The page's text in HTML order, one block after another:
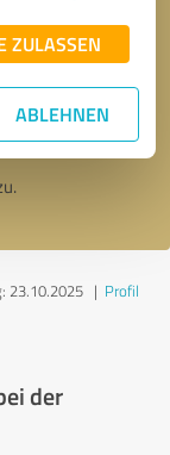
ZULASSEN
ABLEHNEN
Angaben
23.10.2025| Profil
der